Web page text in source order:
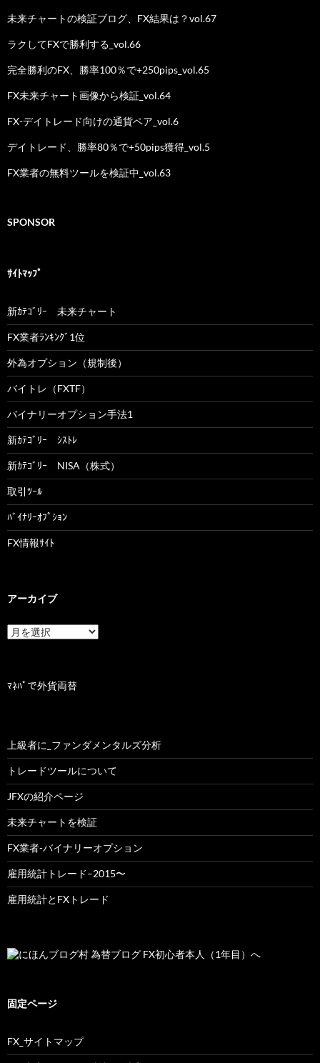
未来チャートの検証ブログ、FX結果は？vol.67
ラクしてFXで勝利する_vol.66
完全勝利のFX、勝率100％で+250pips_vol.65
FX未来チャート画像から検証_vol.64
FX-デイトレード向けの通貨ペア_vol.6
デイトレード、勝率80％で+50pips獲得_vol.5
FX業者の無料ツールを検証中_vol.63
SPONSOR
ｻｲﾄﾏｯﾌﾟ
新ｶﾃｺﾞﾘｰ 未来チャート
FX業者ﾗﾝｷﾝｸﾞ1位
外為オプション（規制後）
バイトレ（FXTF）
バイナリーオプション手法1
新ｶﾃｺﾞﾘｰ ｼｽﾄﾚ
新ｶﾃｺﾞﾘｰ NISA（株式）
取引ﾂｰﾙ
ﾊﾞｲﾅﾘｰｵﾌﾟｼｮﾝ
FX情報ｻｲﾄ
アーカイブ
ア
ー
ブ
ﾏﾈﾊﾟで外貨両替
上級者に_ファンダメンタルズ分析
トレードツールについて
JFXの紹介ページ
未来チャートを検証
FX業者-バイナリーオプション
雇用統計トレード–2015〜
雇用統計とFXトレード
固定ページ
FX_サイトマップ